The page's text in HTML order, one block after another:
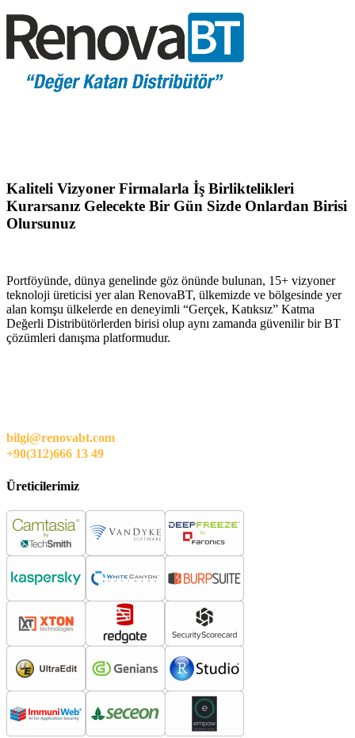
Kaliteli Vizyoner Firmalarla İş Birliktelikleri
Kurarsanız Gelecekte Bir Gün Sizde Onlardan Birisi
Olursunuz
Portföyünde, dünya genelinde göz önünde bulunan, 15+ vizyoner
teknoloji üreticisi yer alan RenovaBT, ülkemizde ve bölgesinde yer
alan komşu ülkelerde en deneyimli “Gerçek, Katıksız” Katma
Değerli Distribütörlerden birisi olup aynı zamanda güvenilir bir BT
çözümleri danışma platformudur.
bilgi@renovabt.com
+90(312)666 13 49
Üreticilerimiz